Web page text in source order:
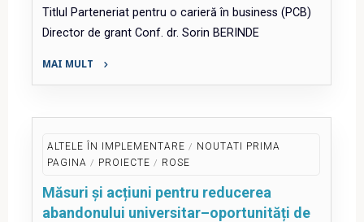
Titlul Parteneriat pentru o carieră în business (PCB)
Director de grant Conf. dr. Sorin BERINDE
MAI MULT
"Parteneriat
o
carieră
în
(PCB)"
ALTELE ÎN IMPLEMENTARE / NOUTATI PRIMA
PAGINA / PROIECTE / ROSE
Măsuri și acțiuni pentru reducerea
abandonului universitar–oportunități de